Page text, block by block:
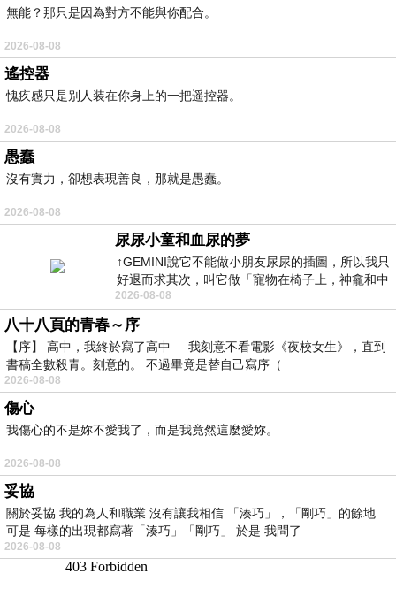
無能？那只是因為對方不能與你配合。
2026-08-08
遙控器
愧疚感只是别人装在你身上的一把遥控器。
2026-08-08
愚蠢
沒有實力，卻想表現善良，那就是愚蠢。
2026-08-08
尿尿小童和血尿的夢
↑GEMINI說它不能做小朋友尿尿的插圖，所以我只
好退而求其次，叫它做「寵物在椅子上，神龕和中
年人臉孔」的畫了。 六月底
2026-08-08
八十八頁的青春～序
【序】 高中，我終於寫了高中 我刻意不看電影《夜校女生》，直到
書稿全數殺青。刻意的。 不過畢竟是替自己寫序（
2026-08-08
傷心
我傷心的不是妳不愛我了，而是我竟然這麼愛妳。
2026-08-08
妥協
關於妥協 我的為人和職業 沒有讓我相信 「湊巧」，「剛巧」的餘地
可是 每樣的出現都寫著「湊巧」「剛巧」 於是 我問了
2026-08-08